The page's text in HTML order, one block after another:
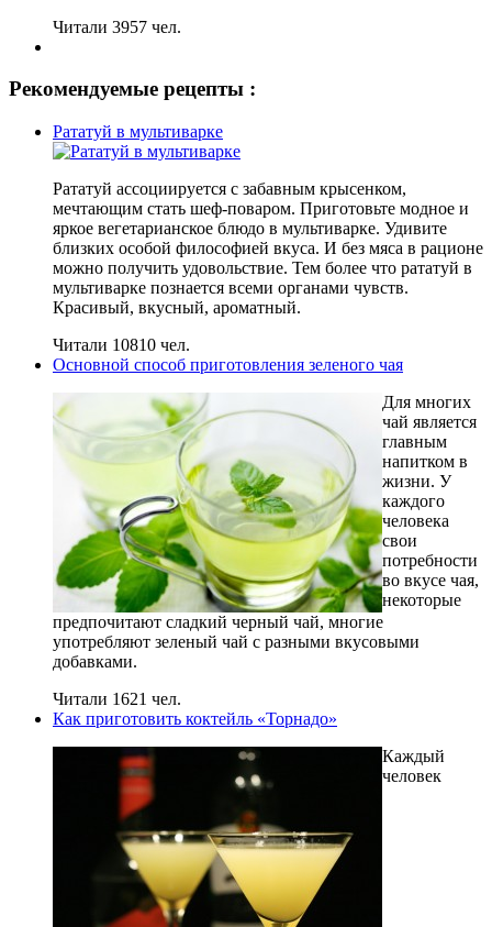
Читали 3957 чел.
Рекомендуемые рецепты :
Рататуй в мультиварке
Рататуй ассоциируется с забавным крысенком,
мечтающим стать шеф-поваром. Приготовьте модное и
яркое вегетарианское блюдо в мультиварке. Удивите
близких особой философией вкуса. И без мяса в рационе
можно получить удовольствие. Тем более что рататуй в
мультиварке познается всеми органами чувств.
Красивый, вкусный, ароматный.
Читали 10810 чел.
Основной способ приготовления зеленого чая
Для многих
чай является
главным
напитком в
жизни. У
каждого
человека
свои
потребности
во вкусе чая,
некоторые
предпочитают сладкий черный чай, многие
употребляют зеленый чай с разными вкусовыми
добавками.
Читали 1621 чел.
Как приготовить коктейль «Торнадо»
Каждый
человек